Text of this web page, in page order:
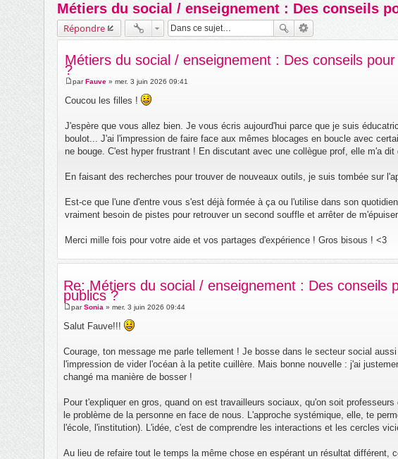
Métiers du social / enseignement : Des conseils
Répondre
Métiers du social / enseignement : Des conseils
?
M
s
g
e
parFauve » mer. 3 juin 2026 09:41
Coucou les filles !
J'espère que vous allez bien. Je vous écris aujourd'hui parce que je suis
boulot... J'ai l'impression de faire face aux mêmes blocages en boucle avec
ne bouge. C'est hyper frustrant ! En discutant avec une collègue prof, elle m'a
En faisant des recherches pour trouver de nouveaux outils, je suis tombée sur
Est-ce que l'une d'entre vous s'est déjà formée à ça ou l'utilise dans son
vraiment besoin de pistes pour retrouver un second souffle et arrêter de
Merci mille fois pour votre aide et vos partages d'expérience ! Gros bisous ! <3
Re: Métiers du social / enseignement : Des conseils
publics ?
M
e
s
g
e
parSonia » mer. 3 juin 2026 09:44
Salut Fauve!!!
Courage, ton message me parle tellement ! Je bosse dans le secteur social
l'impression de vider l'océan à la petite cuillère. Mais bonne nouvelle : j'ai
changé ma manière de bosser !
Pour t'expliquer en gros, quand on est travailleurs sociaux, qu'on soit
le problème de la personne en face de nous. L'approche systémique, elle, te
l'école, l'institution). L'idée, c'est de comprendre les interactions et les cercles
Au lieu de refaire tout le temps la même chose en espérant un résultat